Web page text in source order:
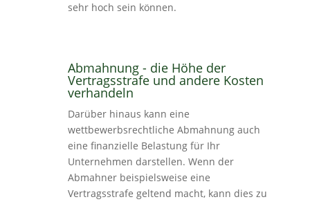
sehr hoch sein können.
Abmahnung - die Höhe der
Vertragsstrafe und andere Kosten
verhandeln
Darüber hinaus kann eine
wettbewerbsrechtliche Abmahnung auch
eine finanzielle Belastung für Ihr
Unternehmen darstellen. Wenn der
Abmahner beispielsweise eine
Vertragsstrafe geltend macht, kann dies zu